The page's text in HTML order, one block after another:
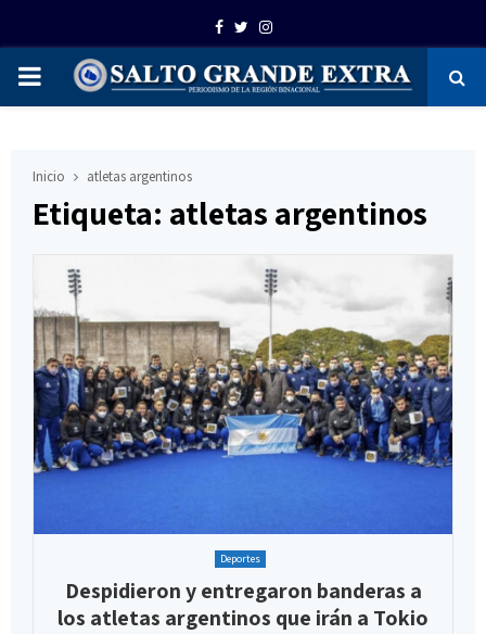
Facebook
TwitterInstagram
PRIMARY
Inicio atletas argentinos
Etiqueta: atletas argentinos
Deportes
Despidieron y entregaron banderas a
los atletas argentinos que irán a Tokio